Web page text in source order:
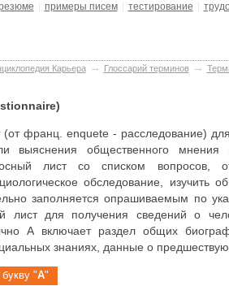
примеры писем тестирование
Карьера→ Глосcарий терминов→
франц. еnquete - расследование)
выяснения общественного
лист со списком вопросов,
обследование, изучить
заполняется опрашиваемым по
лист для получения сведений о
А включает раздел общих
знаниях, данные о
"А"